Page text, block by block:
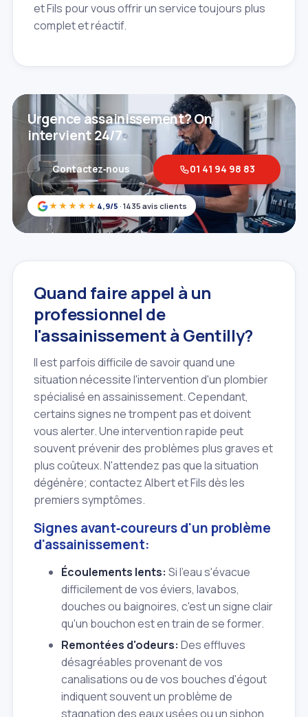
et Fils pour vous offrir un service toujours plus
complet et réactif.
★★★★★ 4,9/5 · 1435 avis clients
Urgence assainissement? On
intervient 24/7.
Contactez‑nous 01 41 94 98 83
Quand faire appel à un
professionnel de
l'assainissement à Gentilly?
Il est parfois difficile de savoir quand une
situation nécessite l'intervention d'un plombier
spécialisé en assainissement. Cependant,
certains signes ne trompent pas et doivent
vous alerter. Une intervention rapide peut
souvent prévenir des problèmes plus graves et
plus coûteux. N'attendez pas que la situation
dégénère; contactez Albert et Fils dès les
premiers symptômes.
Signes avant‑coureurs d'un problème
d'assainissement:
Écoulements lents: Si l'eau s'évacue
difficilement de vos éviers, lavabos,
douches ou baignoires, c'est un signe clair
qu'un bouchon est en train de se former.
Remontées d'odeurs: Des effluves
désagréables provenant de vos
canalisations ou de vos bouches d'égout
indiquent souvent un problème de
stagnation des eaux usées ou un siphon